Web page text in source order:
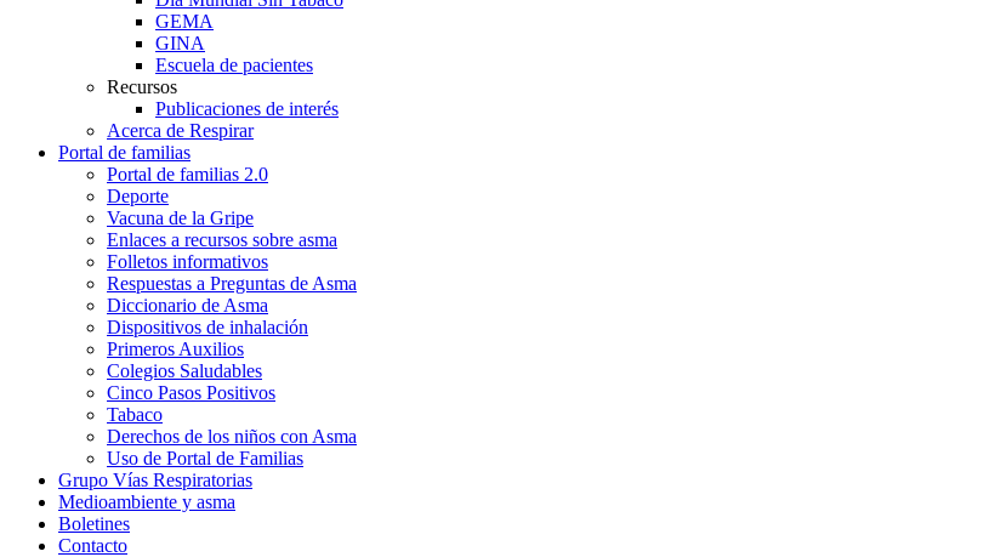
GEMA
GINA
Escuela de pacientes
Recursos
Publicaciones de interés
Acerca de Respirar
Portal de familias
Portal de familias 2.0
Deporte
Vacuna de la Gripe
Enlaces a recursos sobre asma
Folletos informativos
Respuestas a Preguntas de Asma
Diccionario de Asma
Dispositivos de inhalación
Primeros Auxilios
Colegios Saludables
Cinco Pasos Positivos
Tabaco
Derechos de los niños con Asma
Uso de Portal de Familias
Grupo Vías Respiratorias
Medioambiente y asma
Boletines
Contacto